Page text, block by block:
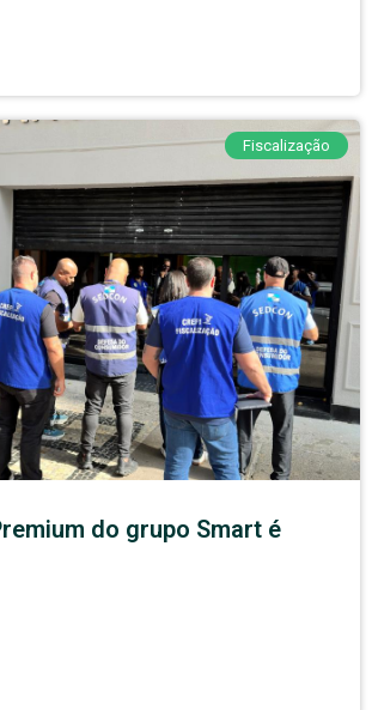
Fiscalização
do grupo Smart é